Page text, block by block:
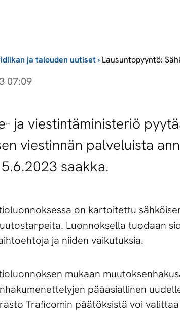
ja talouden uutiset› Lausuntopyyntö:
07:09
ja viestintäministeriö
viestinnän palveluista
saakka.
on kartoitettu
Luonnoksella tuodaan
ja niiden vaikutuksia.
mukaan
pääasiallinen
Traficomin päätöksistä voi